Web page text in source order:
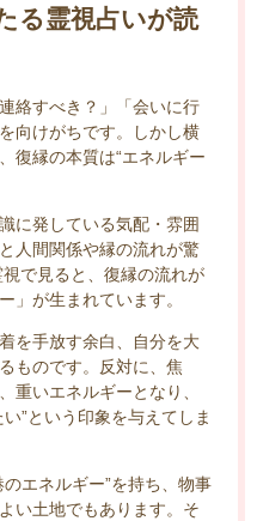
る霊視占いが読
絡すべき？」「会いに行
向けがちです。しかし横
復縁の本質は“エネルギー
に発している気配・雰囲
人間関係や縁の流れが驚
で見ると、復縁の流れが
」が生まれています。
を手放す余白、自分を大
ものです。反対に、焦
重いエネルギーとなり、
”という印象を与えてしま
エネルギー”を持ち、物事
い土地でもあります。そ